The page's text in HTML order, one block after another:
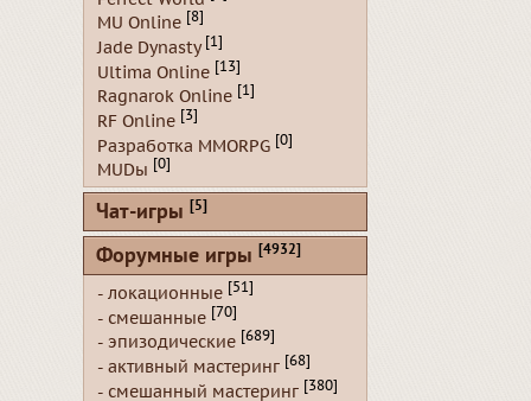
MU Online [8]
Jade Dynasty [1]
Ultima Online [13]
Ragnarok Online [1]
RF Online [3]
Разработка MMORPG [0]
MUDы [0]
Чат-игры [5]
Форумные игры [4932]
- локационные [51]
- смешанные [70]
- эпизодические [689]
- активный мастеринг [68]
- смешанный мастеринг [380]